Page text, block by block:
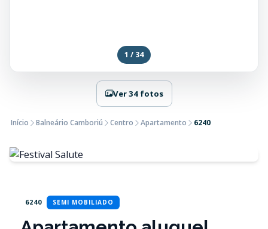
1 / 34
Ver 34 fotos
Início Balneário Camboriú Centro Apartamento 6240
6240 SEMI MOBILIADO